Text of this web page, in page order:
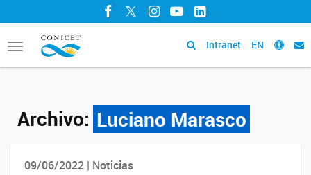
Facebook
TwitterInstagram
YouTubeLinkedIn
Toggle
navigation
Intranet EN
Archivo: Luciano Marasco
09/06/2022 | Noticias